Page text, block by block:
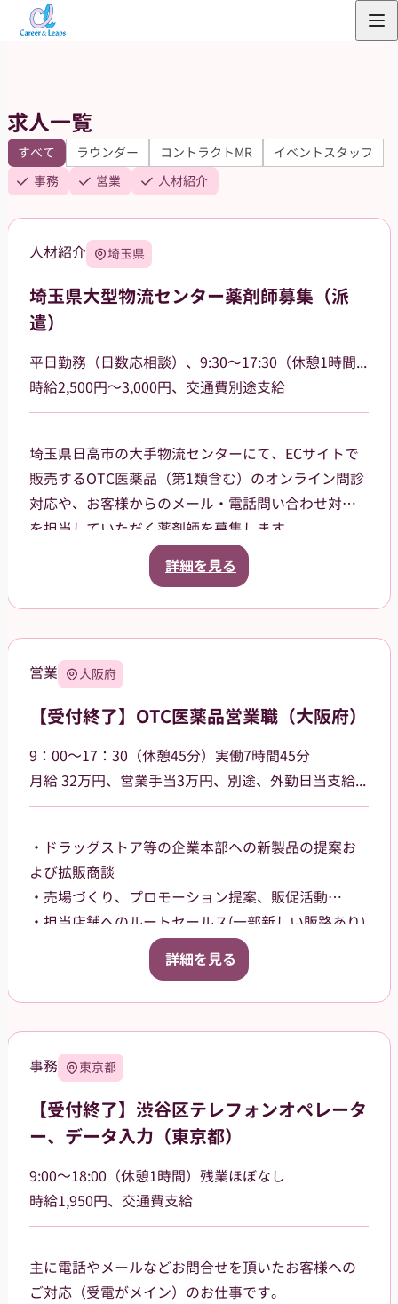
キ
ッ
プ
求人一覧
すべて ラウンダー コントラクトMR
イベントスタッフ
事務
営業 人材紹介
人材紹介 埼玉県
埼玉県大型物流センター薬剤師募集（派
遣）
平日勤務（日数応相談）、9:30〜17:30（休憩1時間）
時給2,500円～3,000円、交通費別途支給
埼玉県日高市の大手物流センターにて、ECサイトで
販売するOTC医薬品（第1類含む）のオンライン問診
対応や、お客様からのメール・電話問い合わせ対応
を担当していただく薬剤師を募集します。
勤務は平日のみ、日数や勤務日は応相談。9:30〜
17:30（休憩1時間）で残業もほぼないため、プライ
職場です。
調剤業務や立ち仕事による体への負担を減らし、こ
れまでの専門知識を活かして活躍したい方に最適な
職場です。
詳細を見る
営業 大阪府
【受付終了】OTC医薬品営業職（大阪府）
9：00～17：30（休憩45分）実働7時間45分
⽉給 32万円、営業⼿当3万円、別途、外勤日当支給（2,500円～/日）
・ドラッグストア等の企業本部への新製品の提案お
よび拡販商談
・売場づくり、プロモーション提案、販促活動
・担当店舗へのルートセールス(⼀部新しい販路あり)
大阪府大阪市内を中⼼に担当していただきます。
詳細を見る
事務 東京都
【受付終了】渋谷区テレフォンオペレータ
ー、データ入力（東京都）
9:00～18:00（休憩1時間）残業ほぼなし
時給1,950円、交通費支給
主に電話やメールなどお問合せを頂いたお客様への
ご対応（受電がメイン）のお仕事です。